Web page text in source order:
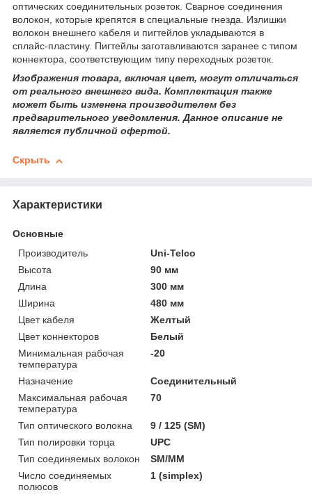
оптических соединительных розеток. Сварное соединения
волокон, которые крепятся в специальные гнезда. Излишки
волокон внешнего кабеля и пигтейлов укладываются в
сплайс-пластину. Пигтейлы заготавливаются заранее с типом
коннектора, соответствующим типу переходных розеток.
Изображения товара, включая цвет, могут отличаться
от реального внешнего вида. Комплектация также
может быть изменена производителем без
предварительного уведомления. Данное описание не
является публичной офертой.
Скрыть
Характеристики
Основные
Производитель
Uni-Telco
Высота
90 мм
Длина
300 мм
Ширина
480 мм
Цвет кабеля
Желтый
Цвет коннекторов
Белый
Минимальная рабочая
температура
-20
Назначение
Соединительный
Максимальная рабочая
температура
70
Тип оптического волокна
9 / 125 (SM)
Тип полировки торца
UPC
Тип соединяемых волокон
SM/MM
Число соединяемых
полюсов
1 (simplex)